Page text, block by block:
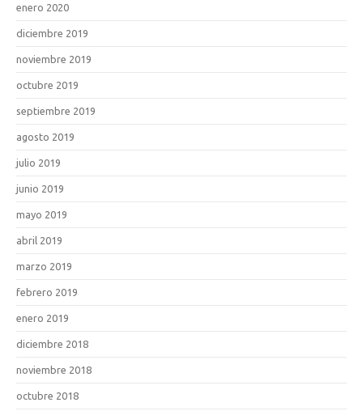
enero 2020
diciembre 2019
noviembre 2019
octubre 2019
septiembre 2019
agosto 2019
julio 2019
junio 2019
mayo 2019
abril 2019
marzo 2019
febrero 2019
enero 2019
diciembre 2018
noviembre 2018
octubre 2018